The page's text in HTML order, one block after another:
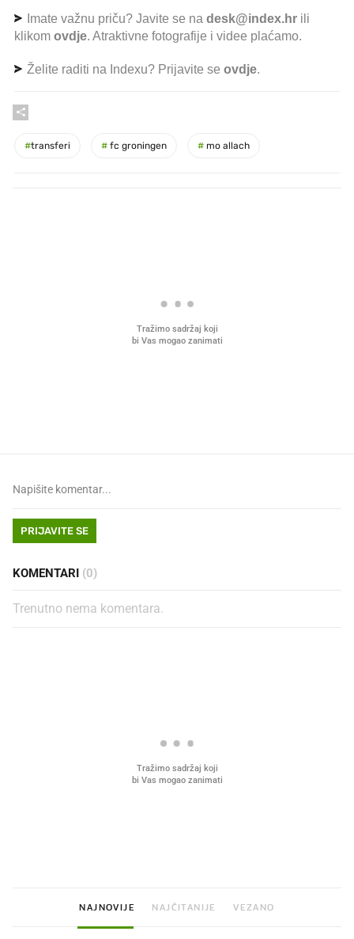
Imate važnu priču? Javite se na desk@index.hr ili
klikom ovdje. Atraktivne fotografije i videe plaćamo.
Želite raditi na Indexu? Prijavite se ovdje.
#transferi # fc groningen # mo allach
PRIJAVITE SE
KOMENTARI (0)
Trenutno nema komentara.
NAJNOVIJE NAJČITANIJE VEZANO